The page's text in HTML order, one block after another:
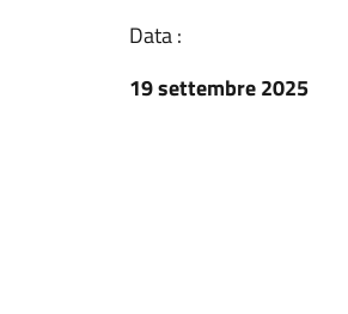
Data :
19 settembre 2025